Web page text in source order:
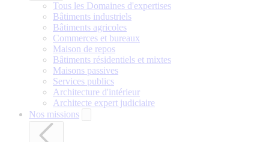
Tous les Domaines d'expertises
Bâtiments industriels
Bâtiments agricoles
Commerces et bureaux
Maison de repos
Bâtiments résidentiels et mixtes
Maisons passives
Services publics
Architecture d'intérieur
Architecte expert judiciaire
Nos missions